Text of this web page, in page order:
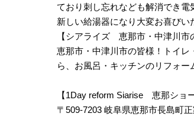
ており刺し忘れなども解消でき電
新しい給湯器になり大変お喜びい
【シアライズ 恵那市・中津川市
恵那市・中津川市の皆様！トイ
ら、お風呂・キッチンのリフォー
【1Day reform Siarise 恵那ショ
〒509-7203 岐阜県恵那市長島町